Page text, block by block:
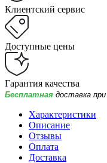
Клиентский сервис
Доступные цены
Гарантия качества
Бесплатная доставка
Характеристики
Описание
Отзывы
Оплата
Доставка